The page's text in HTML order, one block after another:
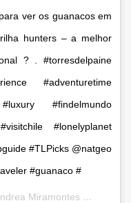
ver os guanacos em
hunters – a melhor
? . #torresdelpaine
#adventuretime
#findelmundo
#lonelyplanet
#TLPicks @natgeo
#guanaco #
Miramontes ??| Travel